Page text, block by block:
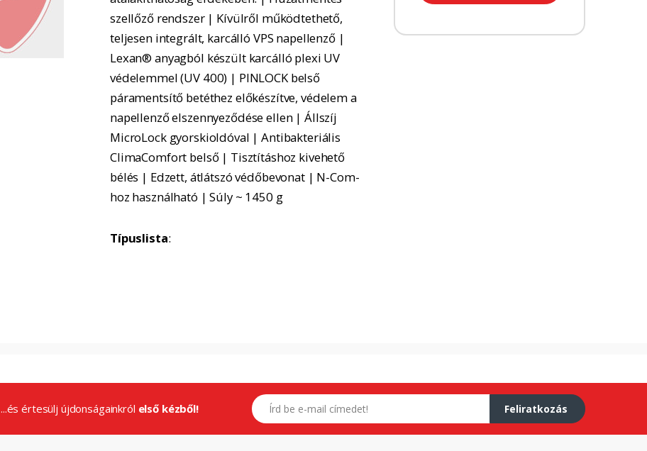
szellőző rendszer | Kívülről működtethető,
teljesen integrált, karcálló VPS napellenző |
Lexan® anyagból készült karcálló plexi UV
védelemmel (UV 400) | PINLOCK belső
páramentsítő betéthez előkészítve, védelem a
napellenző elszennyeződése ellen | Állszíj
MicroLock gyorskioldóval | Antibakteriális
ClimaComfort belső | Tisztításhoz kivehető
bélés | Edzett, átlátszó védőbevonat | N-Com-
hoz használható | Súly ~ 1450 g
Típuslista:
...és értesülj újdonságainkról első kézből!
E-mail címed
Feliratkozás